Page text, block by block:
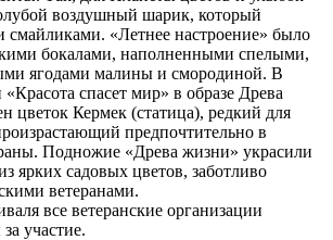
воздушный шарик, который
смайликами. «Летнее настроение» было
бокалами, наполненными спелыми,
ягодами малины и смородиной. В
спасет мир» в образе Древа
цветок Кермек (статица), редкий для
предпочтительно в
Подножие «Древа жизни» украсили
ярких садовых цветов, заботливо
ветеранами.
все ветеранские организации
участие.